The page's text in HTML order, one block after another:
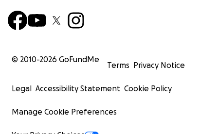
© 2010-2026 GoFundMe
Terms Privacy Notice
Legal Accessibility Statement Cookie Policy
Manage Cookie Preferences